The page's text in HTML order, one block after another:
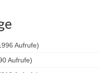
GW-L 2
TLF 16/24 Tr
GW-G
Aufrufe)
Aufrufe)